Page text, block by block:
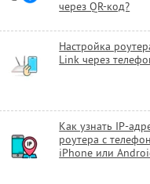
через QR-код?
Настройка
Link через
Как узнать IP-
роутера с
iPhone или